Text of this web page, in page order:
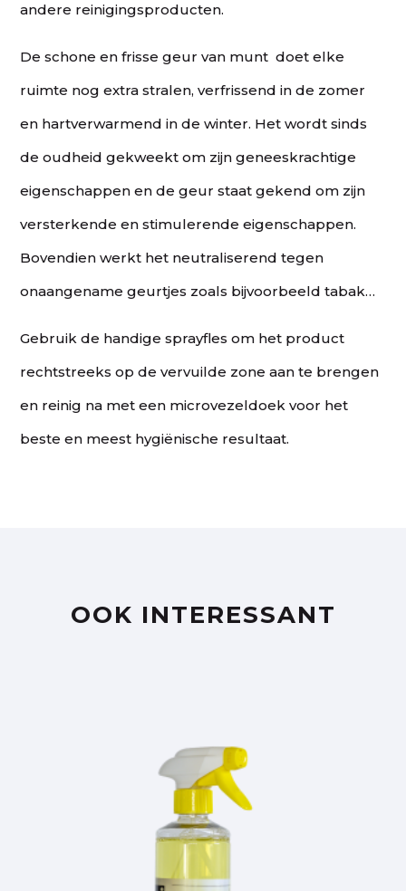
andere reinigingsproducten.
De schone en frisse geur van munt doet elke
ruimte nog extra stralen, verfrissend in de zomer
en hartverwarmend in de winter. Het wordt sinds
de oudheid gekweekt om zijn geneeskrachtige
eigenschappen en de geur staat gekend om zijn
versterkende en stimulerende eigenschappen.
Bovendien werkt het neutraliserend tegen
onaangename geurtjes zoals bijvoorbeeld tabak…
Gebruik de handige sprayfles om het product
rechtstreeks op de vervuilde zone aan te brengen
en reinig na met een microvezeldoek voor het
beste en meest hygiënische resultaat.
OOK INTERESSANT